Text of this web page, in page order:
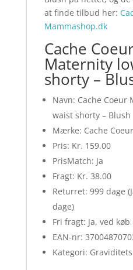
at finde tilbud her:
Mammashop.dk
Cache
Maternity
shorty –
Navn: Cache Coeur
waist shorty – Blush
Mærke: Cache Coeur
Pris: Kr. 159.00
PrisMatch: Ja
Fragt: Kr. 38.00
Returret: 999 dage
dage)
Fri fragt: Ja, ved
EAN-nr:
Kategori: